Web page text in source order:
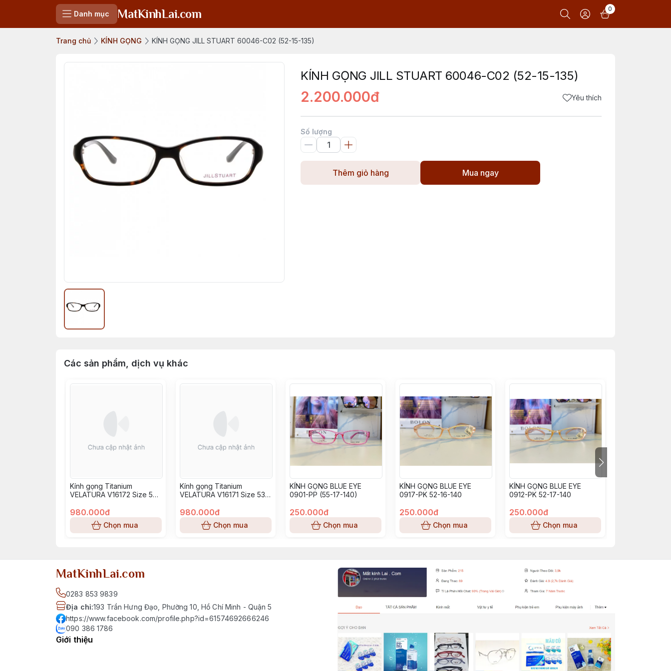
Danh mục MatKinhLai.com 0
Trang chủ KÍNH GỌNG KÍNH GỌNG JILL STUART 60046-C02 (52-15-135)
KÍNH GỌNG JILL STUART 60046-C02 (52-15-135)
2.200.000đ Yêu thích
Số lượng
Thêm giỏ hàng Mua ngay
Các sản phẩm, dịch vụ khác
Kính gọng Titanium
VELATURA V16172 Size 52-
980.000đ
Chọn mua
Kính gọng Titanium
VELATURA V16171 Size 53-
980.000đ
Chọn mua
KÍNH GỌNG BLUE EYE
0901-PP (55-17-140)
250.000đ
Chọn mua
KÍNH GỌNG BLUE EYE
0917-PK 52-16-140
250.000đ
Chọn mua
KÍNH GỌNG BLUE EYE
0912-PK 52-17-140
250.000đ
Chọn mua
MatKinhLai.com
0283 853 9839
Địa chỉ:193 Trần Hưng Đạo, Phường 10, Hồ Chí Minh - Quận 5
https://www.facebook.com/profile.php?id=61574692666246
090 386 1786
Giới thiệu